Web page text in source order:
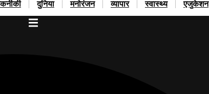
दुनिया मनोरंजन व्यापार स्वास्थ्य एजुकेशन